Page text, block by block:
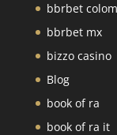
bbrbet
bbrbet mx
bizzo casino
Blog
book of ra
book of ra it